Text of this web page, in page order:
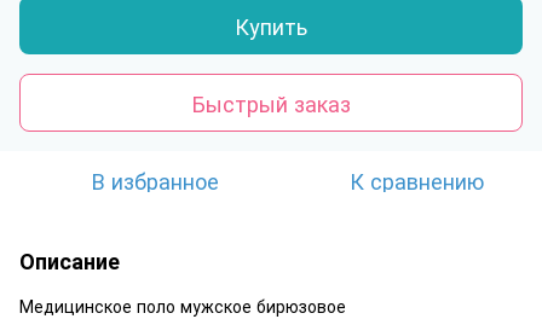
Купить
Быстрый заказ
В избранное К сравнению
Описание
Медицинское поло мужское бирюзовое